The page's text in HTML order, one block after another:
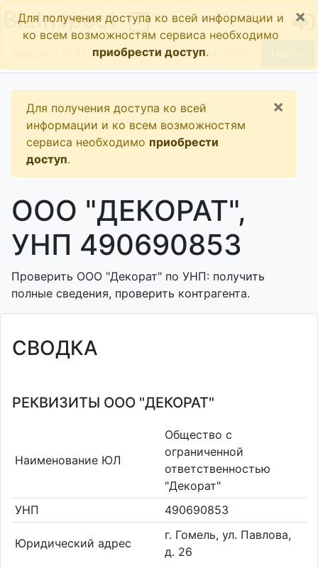
BizInspect
Для получения доступа ко всей информации и
ко всем возможностям сервиса необходимо
приобрести доступ.
×
Для получения доступа ко всей
информации и ко всем возможностям
сервиса необходимо приобрести
доступ.
×
ООО "ДЕКОРАТ",
УНП 490690853
Проверить ООО "Декорат" по УНП: получить
полные сведения, проверить контрагента.
СВОДКА
РЕКВИЗИТЫ ООО "ДЕКОРАТ"
Наименование ЮЛ
Общество с
ограниченной
ответственностью
"Декорат"
УНП
490690853
Юридический адрес
г. Гомель, ул. Павлова,
д. 26